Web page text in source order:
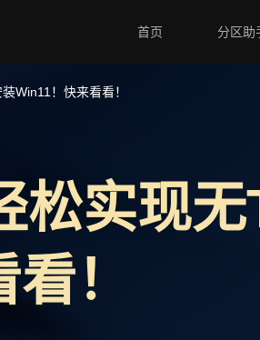
首页 分区助
Win11！快来看看！
松实现
！